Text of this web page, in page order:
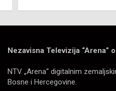
Nezavisna Televizija “Arena”
NTV „Arena“ digitalnim
Bosne i Hercegovine.